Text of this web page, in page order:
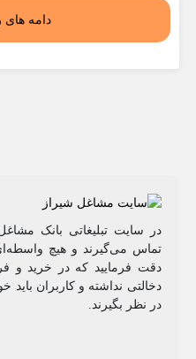
دامه
در سایت تبلیغاتی بانک
تماس می‌گیرند و هیچ
دقت فرمایید که در خرید و
دخالتی نداشته و کاربران باید
در نظر بگیرند.